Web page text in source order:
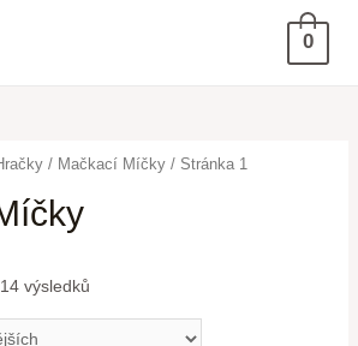
0
/ Mačkací Míčky/ Stránka 1
výsledků